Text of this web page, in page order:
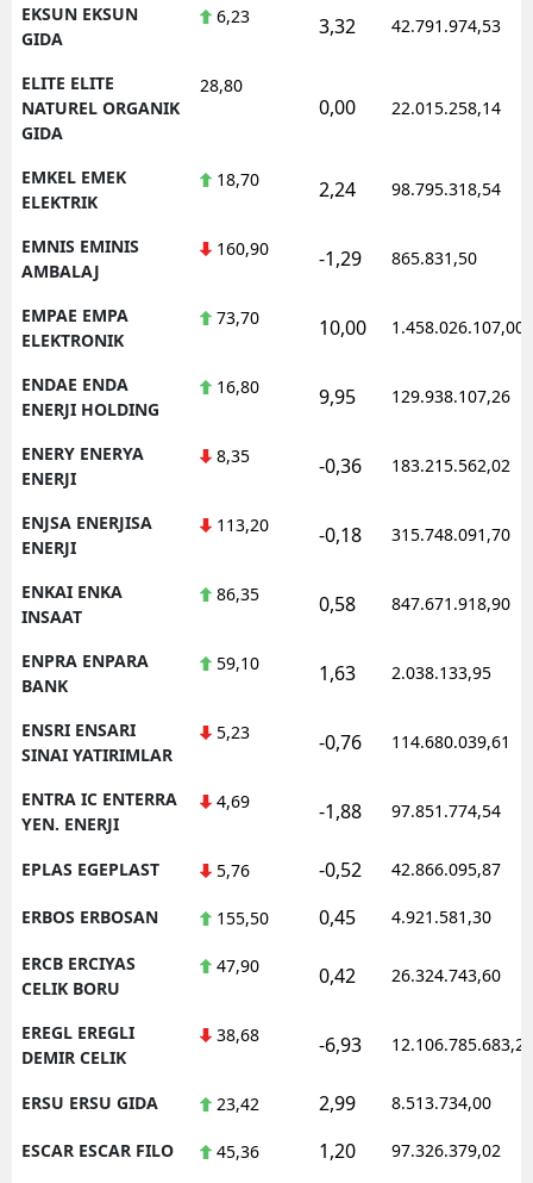
EKSUN EKSUN
GIDA
6,23 3,32 42.791.974,53
ELITE ELITE
NATUREL ORGANIK
GIDA
28,80
0,00 22.015.258,14
EMKEL EMEK
ELEKTRIK
18,70 2,24 98.795.318,54
EMNIS EMINIS
AMBALAJ
160,90 -1,29 865.831,50
EMPAE EMPA
ELEKTRONIK
73,70 10,00 1.458.026.107,00
ENDAE ENDA
ENERJI HOLDING
16,80 9,95 129.938.107,26
ENERY ENERYA
ENERJI
8,35 -0,36 183.215.562,02
ENJSA ENERJISA
ENERJI
113,20 -0,18 315.748.091,70
ENKAI ENKA
INSAAT
86,35 0,58 847.671.918,90
ENPRA ENPARA
BANK
59,10 1,63 2.038.133,95
ENSRI ENSARI
SINAI YATIRIMLAR
5,23 -0,76 114.680.039,61
ENTRA IC ENTERRA
YEN. ENERJI
4,69 -1,88 97.851.774,54
EPLAS EGEPLAST 5,76 -0,52 42.866.095,87
ERBOS ERBOSAN 155,50 0,45 4.921.581,30
ERCB ERCIYAS
CELIK BORU
47,90 0,42 26.324.743,60
EREGL EREGLI
DEMIR CELIK
38,68 -6,93 12.106.785.683,20
ERSU ERSU GIDA 23,42 2,99 8.513.734,00
ESCAR ESCAR FILO 45,36 1,20 97.326.379,02